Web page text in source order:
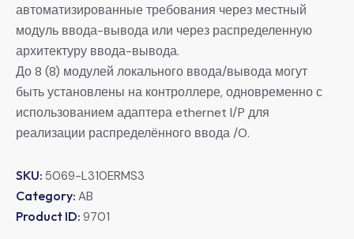
автоматизированные требования через местный
модуль ввода-вывода или через распределенную
архитектуру ввода-вывода.
До 8 (8) модулей локального ввода/вывода могут
быть установлены на контроллере, одновременно с
использованием адаптера ethernet I/P для
реализации распределённого ввода /O.
SKU: 5069-L310ERMS3
Category: AB
Product ID: 9701